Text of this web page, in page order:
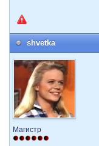
shvetka
Магистр